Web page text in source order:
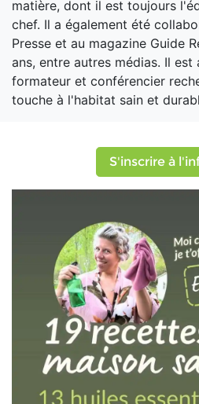
matière, dont il est toujours
chef. Il a également été
Presse et au magazine Guide
ans, entre autres médias. Il est
formateur et conférencier
touche à l'habitat sain et
S'inscrire à